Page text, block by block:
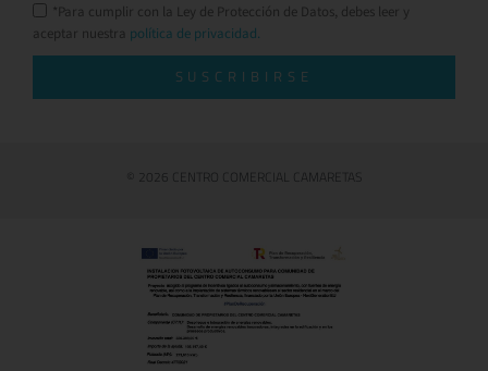
*Para cumplir con la Ley de Protección de Datos, debes leer y
aceptar nuestra política de privacidad.
SUSCRIBIRSE
© 2026 CENTRO COMERCIAL CAMARETAS